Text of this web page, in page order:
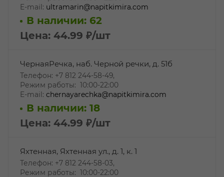
E-mail: ultramarin@napitkimira.com
В наличии: 62
Цена: 44.99 ₽/шт
ЧернаяРечка, наб. Черной речки, д. 51б
Телефон: +7 812 244-58-49,
Режим работы: 10:00-22:00
E-mail: chernayarechka@napitkimira.com
В наличии: 18
Цена: 44.99 ₽/шт
Яхтенная, Яхтенная ул., д. 1, к. 1
Телефон: +7 812 244-58-03,
Режим работы: 10:00-22:00